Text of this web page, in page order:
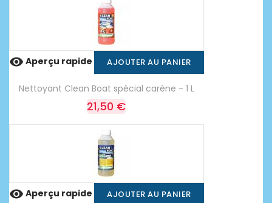
 Aperçu rapide AJOUTER AU PANIER
Nettoyant Clean Boat spécial carène - 1 L
21,50 €
 Aperçu rapide AJOUTER AU PANIER